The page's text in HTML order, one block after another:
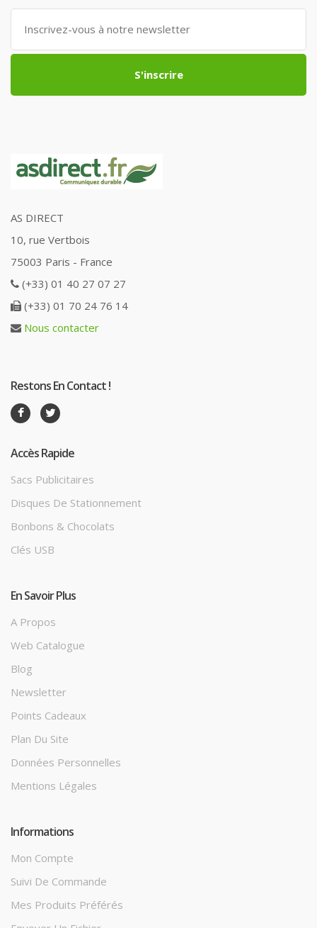
S'inscrire
AS DIRECT
10, rue Vertbois
75003 Paris - France
(+33) 01 40 27 07 27
(+33) 01 70 24 76 14
Nous contacter
Restons En Contact !
Accès Rapide
Sacs Publicitaires
Disques De Stationnement
Bonbons & Chocolats
Clés USB
En Savoir Plus
A Propos
Web Catalogue
Blog
Newsletter
Points Cadeaux
Plan Du Site
Données Personnelles
Mentions Légales
Informations
Mon Compte
Suivi De Commande
Mes Produits Préférés